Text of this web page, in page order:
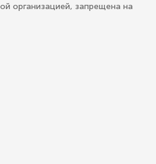
организацией, запрещена на